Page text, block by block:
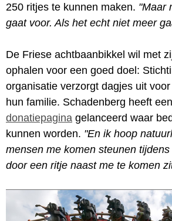
250 ritjes te kunnen maken. "Maar
gaat voor. Als het echt niet meer
De Friese achtbaanbikkel wil met
ophalen voor een goed doel:
organisatie verzorgt dagjes uit
hun familie. Schadenberg heeft een
donatiepagina gelanceerd waar
kunnen worden. "En ik hoop
mensen me komen steunen
door een ritje naast me te komen